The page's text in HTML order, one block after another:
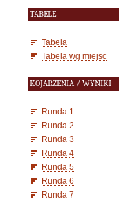
TABELE
Tabela
Tabela wg miejsc
KOJARZENIA / WYNIKI
Runda 1
Runda 2
Runda 3
Runda 4
Runda 5
Runda 6
Runda 7